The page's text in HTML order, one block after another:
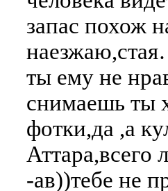
запас похож
ты ему не
снимаешь ты
фотки,да ,а
Аттара,всего
-ав))тебе не